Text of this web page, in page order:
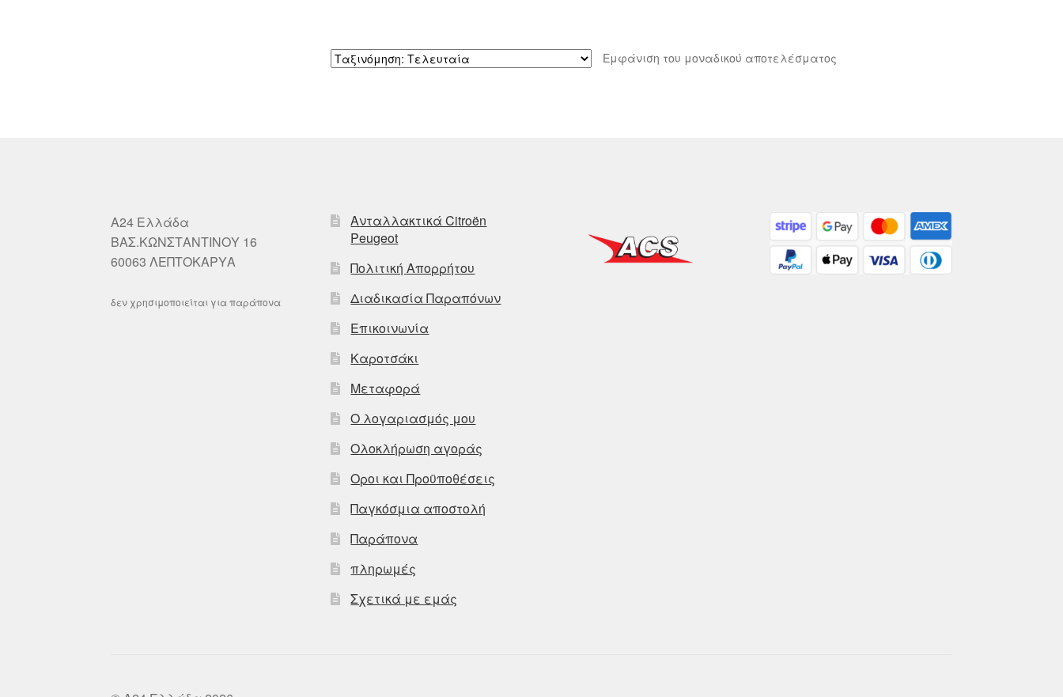
Εμφάνιση του μοναδικού αποτελέσματος
A24 Ελλάδα
ΒΑΣ.ΚΩΝΣΤΑΝΤΙΝΟΥ 16
60063 ΛΕΠΤΟΚΑΡΥΑ
δεν χρησιμοποιείται για παράπονα
Ανταλλακτικά Citroën
Peugeot
Πολιτική Απορρήτου
Διαδικασία Παραπόνων
Επικοινωνία
Καροτσάκι
Μεταφορά
Ο λογαριασμός μου
Ολοκλήρωση αγοράς
Οροι και Προϋποθέσεις
Παγκόσμια αποστολή
Παράπονα
πληρωμές
Σχετικά με εμάς